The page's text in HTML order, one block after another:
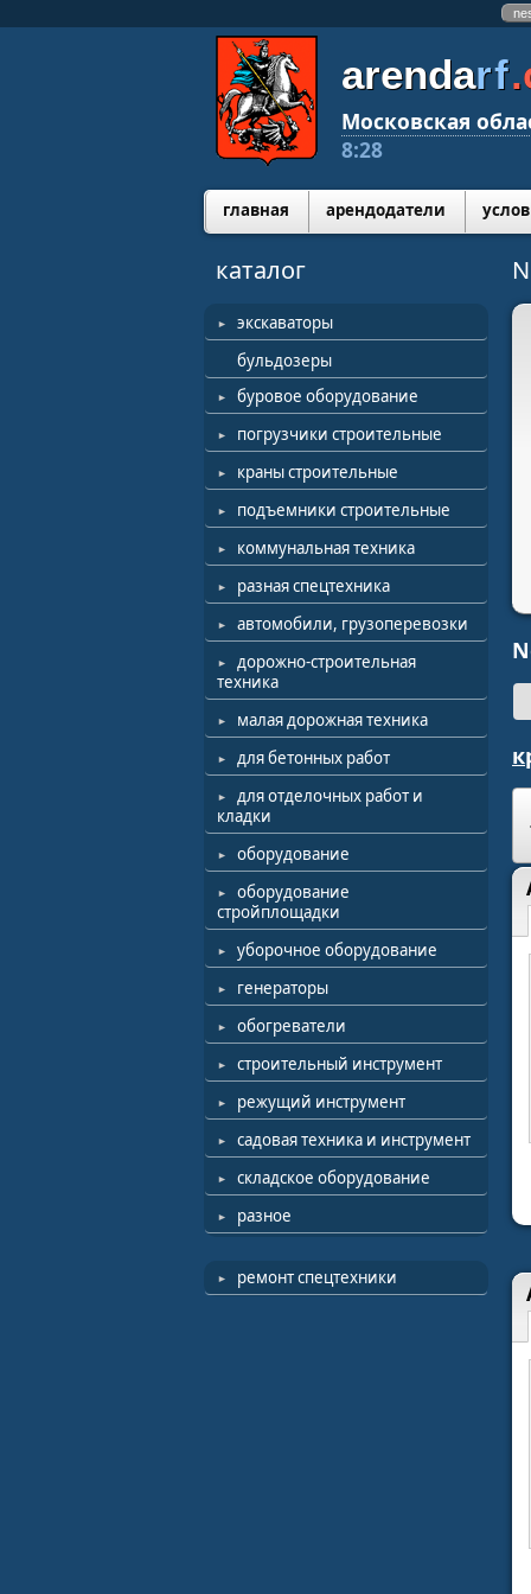
arendarf
Московская
8:28
главная арендодатели
каталог
экскаваторы
бульдозеры
буровое оборудование
погрузчики строительные
краны строительные
подъемники строительные
коммунальная техника
разная спецтехника
автомобили, грузоперевозки
дорожно-строительная
техника
малая дорожная техника
для бетонных работ
для отделочных работ и
кладки
оборудование
оборудование
стройплощадки
уборочное оборудование
генераторы
обогреватели
строительный инструмент
режущий инструмент
садовая техника и инструмент
складское оборудование
разное
ремонт спецтехники